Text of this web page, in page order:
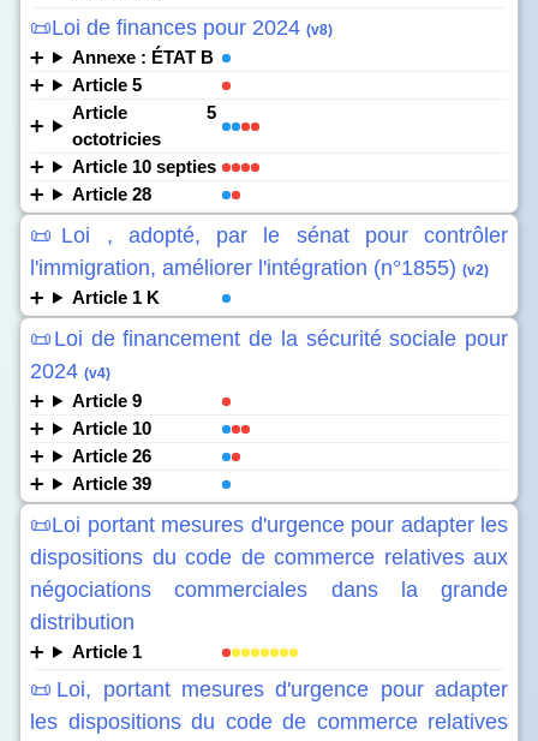
📜Loi de finances pour 2024 (v8)
Annexe : ÉTAT B
Article 5
Article 5
octotricies
Article 10 septies
Article 28
📜Loi , adopté, par le sénat pour contrôler
l'immigration, améliorer l'intégration (n°1855) (v2)
Article 1 K
📜Loi de financement de la sécurité sociale pour
2024 (v4)
Article 9
Article 10
Article 26
Article 39
📜Loi portant mesures d'urgence pour adapter les
dispositions du code de commerce relatives aux
négociations commerciales dans la grande
distribution
Article 1
📜Loi, portant mesures d'urgence pour adapter
les dispositions du code de commerce relatives